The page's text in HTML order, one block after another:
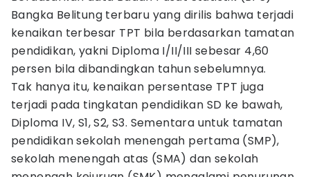
Bangka Belitung terbaru yang dirilis bahwa terjadi
kenaikan terbesar TPT bila berdasarkan tamatan
pendidikan, yakni Diploma I/II/III sebesar 4,60
persen bila dibandingkan tahun sebelumnya.
Tak hanya itu, kenaikan persentase TPT juga
terjadi pada tingkatan pendidikan SD ke bawah,
Diploma IV, S1, S2, S3. Sementara untuk tamatan
pendidikan sekolah menengah pertama (SMP),
sekolah menengah atas (SMA) dan sekolah